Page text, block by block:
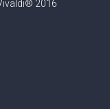
2016